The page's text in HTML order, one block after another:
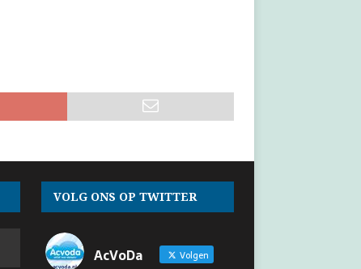
VOLG ONS OP TWITTER
AcVoDa Volgen